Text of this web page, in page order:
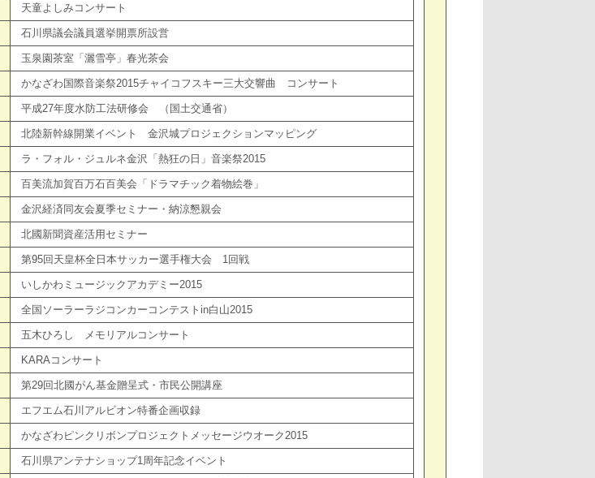
天童よしみコンサート
石川県議会議員選挙開票所設営
玉泉園茶室「灑雪亭」春光茶会
かなざわ国際音楽祭2015チャイコフスキー三大交響曲 コンサート
平成27年度水防工法研修会 （国土交通省）
北陸新幹線開業イベント 金沢城プロジェクションマッピング
ラ・フォル・ジュルネ金沢「熱狂の日」音楽祭2015
百美流加賀百万石百美会「ドラマチック着物絵巻」
金沢経済同友会夏季セミナー・納涼懇親会
北國新聞資産活用セミナー
第95回天皇杯全日本サッカー選手権大会 1回戦
いしかわミュージックアカデミー2015
全国ソーラーラジコンカーコンテストin白山2015
五木ひろし メモリアルコンサート
KARAコンサート
第29回北國がん基金贈呈式・市民公開講座
エフエム石川アルビオン特番企画収録
かなざわピンクリボンプロジェクトメッセージウオーク2015
石川県アンテナショップ1周年記念イベント